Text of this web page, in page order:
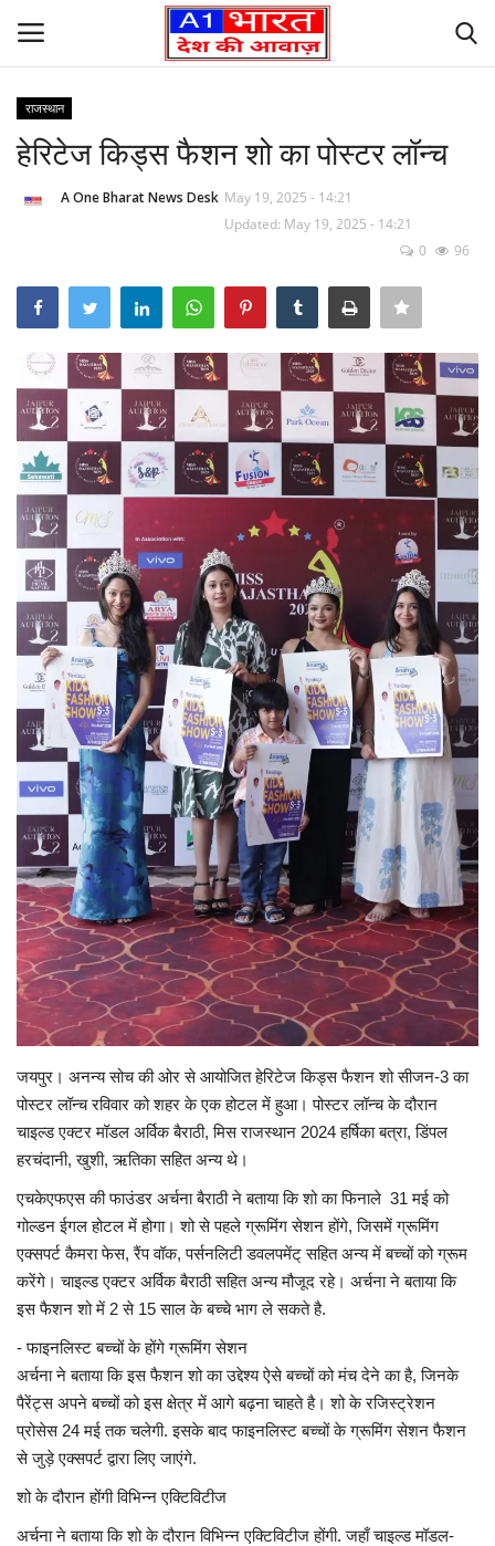
Home
Contact Us
लेटेस्ट न्यूज़
अपराध
देश
टेक्नोलॉजी
राजनीति
राज्य
मनोरंजन
स्पोर्ट्स
बिज़नेस
धर्म
लोक सभा चुनाव 2024
विधानसभा चुनाव 2023
Language
Hindi English
राजस्थान
हेरिटेज किड्स फैशन शो का पोस्टर लॉन्च
A One Bharat News Desk May 19, 2025 - 14:21
Updated: May 19, 2025 - 14:21
0
96
जयपुर। अनन्य सोच की ओर से आयोजित हेरिटेज किड्स फैशन शो सीजन-3 का
पोस्टर लॉन्च रविवार को शहर के एक होटल में हुआ। पोस्टर लॉन्च के दौरान
चाइल्ड एक्टर मॉडल अर्विक बैराठी, मिस राजस्थान 2024 हर्षिका बत्रा, डिंपल
हरचंदानी, खुशी, ऋतिका सहित अन्य थे।
एचकेएफएस की फाउंडर अर्चना बैराठी ने बताया कि शो का फिनाले 31 मई को
गोल्डन ईगल होटल में होगा। शो से पहले ग्रूमिंग सेशन होंगे, जिसमें ग्रूमिंग
एक्सपर्ट कैमरा फेस, रैंप वॉक, पर्सनलिटी डवलपमेंट् सहित अन्य में बच्चों को ग्रूम
करेंगे। चाइल्ड एक्टर अर्विक बैराठी सहित अन्य मौजूद रहे। अर्चना ने बताया कि
इस फैशन शो में 2 से 15 साल के बच्चे भाग ले सकते है.
- फाइनलिस्ट बच्चों के होंगे ग्रूमिंग सेशन
अर्चना ने बताया कि इस फैशन शो का उद्देश्य ऐसे बच्चों को मंच देने का है, जिनके
पैरेंट्स अपने बच्चों को इस क्षेत्र में आगे बढ़ना चाहते है। शो के रजिस्ट्रेशन
प्रोसेस 24 मई तक चलेगी. इसके बाद फाइनलिस्ट बच्चों के ग्रूमिंग सेशन फैशन
से जुड़े एक्सपर्ट द्वारा लिए जाएंगे.
शो के दौरान होंगी विभिन्न एक्टिविटीज
अर्चना ने बताया कि शो के दौरान विभिन्न एक्टिविटीज होंगी. जहाँ चाइल्ड मॉडल-